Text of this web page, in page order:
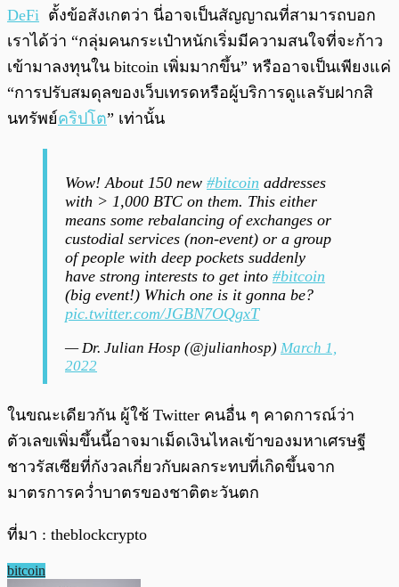
DeFi ตั้งข้อสังเกตว่า นี่อาจเป็นสัญญาณที่สามารถบอก
เราได้ว่า “กลุ่มคนกระเป๋าหนักเริ่มมีความสนใจที่จะก้าว
เข้ามาลงทุนใน bitcoin เพิ่มมากขึ้น” หรืออาจเป็นเพียงแค่
“การปรับสมดุลของเว็บเทรดหรือผู้บริการดูแลรับฝากสิ
นทรัพย์คริปโต” เท่านั้น
Wow! About 150 new #bitcoin addresses
with > 1,000 BTC on them. This either
means some rebalancing of exchanges or
custodial services (non-event) or a group
of people with deep pockets suddenly
have strong interests to get into #bitcoin
(big event!) Which one is it gonna be?
pic.twitter.com/JGBN7OQgxT
— Dr. Julian Hosp (@julianhosp) March 1,
2022
ในขณะเดียวกัน ผู้ใช้ Twitter คนอื่น ๆ คาดการณ์ว่า
ตัวเลขเพิ่มขึ้นนี้อาจมาเม็ดเงินไหลเข้าของมหาเศรษฐี
ชาวรัสเซียที่กังวลเกี่ยวกับผลกระทบที่เกิดขึ้นจาก
มาตรการคว่ำบาตรของชาติตะวันตก
ที่มา : theblockcrypto
bitcoin